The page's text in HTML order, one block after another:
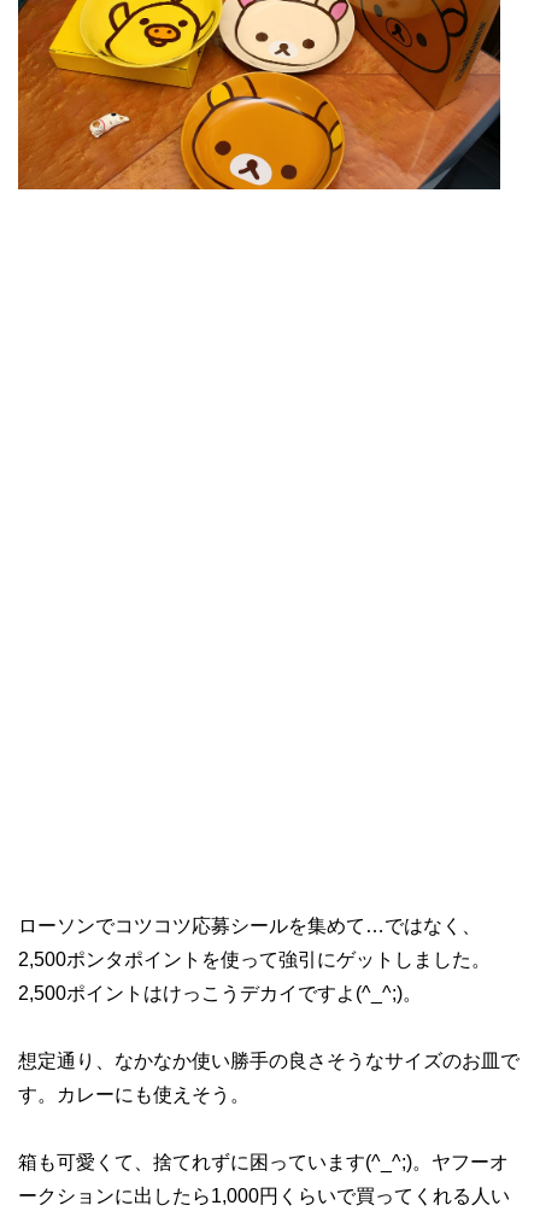
ローソンでコツコツ応募シールを集めて…ではなく、
2,500ポンタポイントを使って強引にゲットしました。
2,500ポイントはけっこうデカイですよ(^_^;)。
想定通り、なかなか使い勝手の良さそうなサイズのお皿で
す。カレーにも使えそう。
箱も可愛くて、捨てれずに困っています(^_^;)。ヤフーオ
ークションに出したら1,000円くらいで買ってくれる人い